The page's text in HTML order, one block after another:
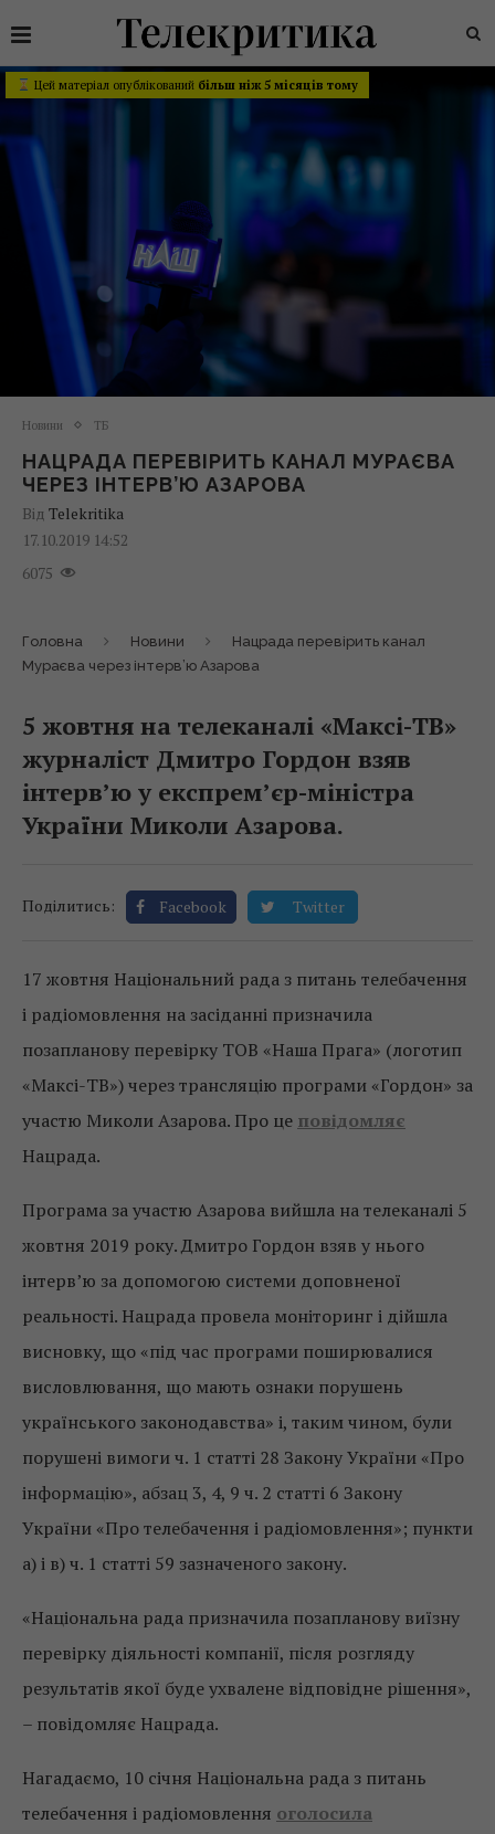
Цей матеріал опублікований більш ніж 5 місяців тому
Новини ТБ
НАЦРАДА ПЕРЕВІРИТЬ КАНАЛ МУРАЄВА
ЧЕРЕЗ ІНТЕРВ’Ю АЗАРОВА
Від Telekritika
17.10.2019 14:52
6075
Головна Новини
Нацрада перевірить канал
Мураєва через інтерв’ю Азарова
5 жовтня на телеканалі «Максі-ТВ»
журналіст Дмитро Гордон взяв
інтерв’ю у експрем’єр-міністра
України Миколи Азарова.
Поділитись: Facebook Twitter
17 жовтня Національний рада з питань телебачення
і радіомовлення на засіданні призначила
позапланову перевірку ТОВ «Наша Прага» (логотип
«Максі-ТВ») через трансляцію програми «Гордон» за
участю Миколи Азарова. Про це повідомляє
Нацрада.
Програма за участю Азарова вийшла на телеканалі 5
жовтня 2019 року. Дмитро Гордон взяв у нього
інтерв’ю за допомогою системи доповненої
реальності. Нацрада провела моніторинг і дійшла
висновку, що «під час програми поширювалися
висловлювання, що мають ознаки порушень
українського законодавства» і, таким чином, були
порушені вимоги ч. 1 статті 28 Закону України «Про
інформацію», абзац 3, 4, 9 ч. 2 статті 6 Закону
України «Про телебачення і радіомовлення»; пункти
а) і в) ч. 1 статті 59 зазначеного закону.
«Національна рада призначила позапланову виїзну
перевірку діяльності компанії, після розгляду
результатів якої буде ухвалене відповідне рішення»,
– повідомляє Нацрада.
Нагадаємо, 10 січня Національна рада з питань
телебачення і радіомовлення оголосила